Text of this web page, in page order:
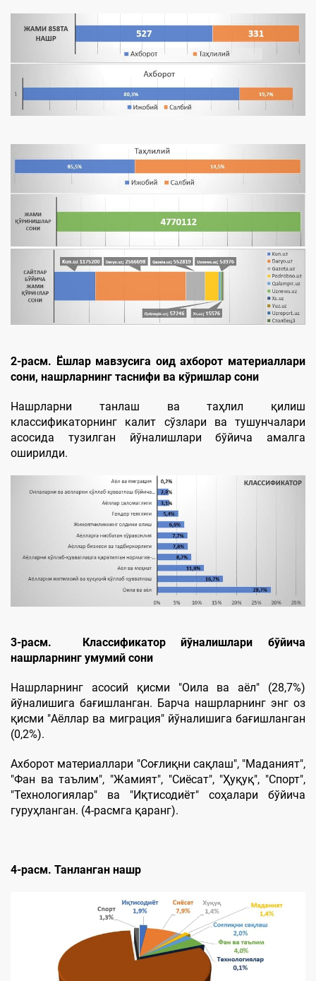
2-расм. Ёшлар мавзусига оид ахборот материаллари
сони, нашрларнинг таснифи ва кўришлар сони
Нашрларни танлаш ва таҳлил қилиш
классификаторнинг калит сўзлари ва тушунчалари
асосида тузилган йўналишлари бўйича амалга
оширилди.
3-расм. Классификаторйўналишлари бўйича
нашрларнинг умумий сони
Нашрларнинг асосий қисми "Оила ва аёл" (28,7%)
йўналишига бағишланган. Барча нашрларнинг энг оз
қисми "Aёллар ва миграция" йўналишига бағишланган
(0,2%).
Aхборот материаллари "Соғлиқни сақлаш", "Маданият",
"Фан ва таълим", "Жамият", "Сиёсат", "Ҳуқуқ", "Спорт",
"Технологиялар" ва "Иқтисодиёт" соҳалари бўйича
гуруҳланган. (4-расмга қаранг).
4-расм. Танланган нашр